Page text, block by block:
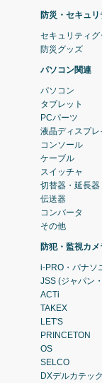
防災・セキュ
セキュリティグ
防災グッズ
パソコン関連
パソコン
タブレット
PCパーツ
液晶ディスプ
コンソール
ケーブル
スイッチャ
切替器・延長器
伝送器
コンバータ
その他
防犯・監視カメ
i-PRO・パナソ
JSS (ジャパン
ACTi
TAKEX
LET'S
PRINCETON
OS
SELCO
DXデルカテック